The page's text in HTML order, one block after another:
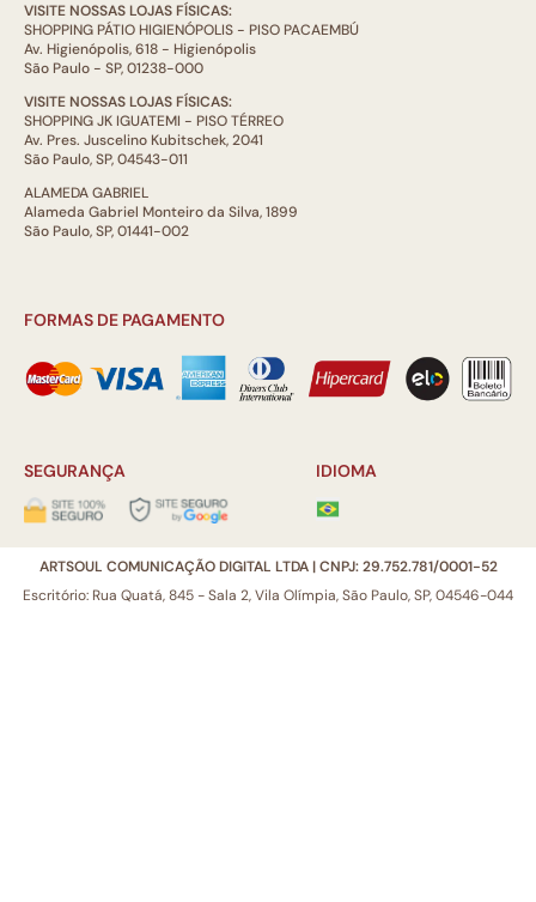
VISITE NOSSAS LOJAS FÍSICAS:
SHOPPING PÁTIO HIGIENÓPOLIS - PISO PACAEMBÚ
Av. Higienópolis, 618 - Higienópolis
São Paulo - SP, 01238-000
VISITE NOSSAS LOJAS FÍSICAS:
SHOPPING JK IGUATEMI - PISO TÉRREO
Av. Pres. Juscelino Kubitschek, 2041
São Paulo, SP, 04543-011
ALAMEDA GABRIEL
Alameda Gabriel Monteiro da Silva, 1899
São Paulo, SP, 01441-002
FORMAS DE PAGAMENTO
SEGURANÇA IDIOMA
ARTSOUL COMUNICAÇÃO DIGITAL LTDA | CNPJ: 29.752.781/0001-52
Escritório: Rua Quatá, 845 - Sala 2, Vila Olímpia, São Paulo, SP, 04546-044